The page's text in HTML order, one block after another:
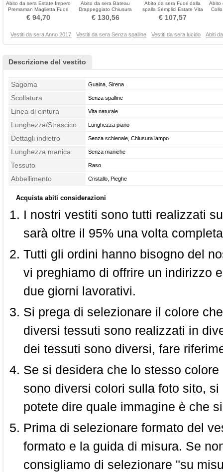
Abito da sera Estate Impero
Premaman Maglietta Fuori
dalla spalla
€ 94,70
Abito da sera Bateau
Drappeggiato Chiusura
lampo Velluto Pudica
€ 130,56
Abito da sera Fuori dalla
spalla Semplici Estate Vita
naturale
€ 107,57
Abito
Vestiti da sera Anno 2017 Vestiti da sera Senza spalline Vestiti da sera lucido Abiti
Descrizione del vestito
Sagoma Guaina, Sirena
Scollatura Senza spalline
Linea di cintura Vita naturale
Lunghezza/Strascico Lunghezza piano
Dettagli indietro Senza schienale, Chiusura lampo
Lunghezza manica Senza maniche
Tessuto Raso
Abbellimento Cristallo, Pieghe
Acquista abiti considerazioni
I nostri vestiti sono tutti realizzati
sarà oltre il 95% una volta
Tutti gli ordini hanno bisogno del
vi preghiamo di offrire un indirizzo
due giorni lavorativi.
Si prega di selezionare il colore
diversi tessuti sono realizzati in
dei tessuti sono diversi, fare
Se si desidera che lo stesso
sono diversi colori sulla foto sito,
potete dire quale immagine è che
Prima di selezionare formato del
formato e la guida di misura. Se
consigliamo di selezionare "su